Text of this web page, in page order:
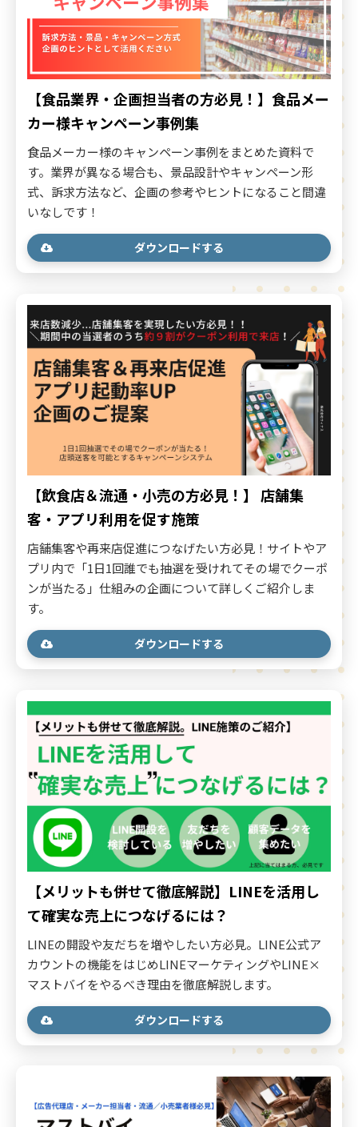
【食品業界・企画担当者の方必見！】食品メー
カー様キャンペーン事例集
食品メーカー様のキャンペーン事例をまとめた資料で
す。業界が異なる場合も、景品設計やキャンペーン形
式、訴求方法など、企画の参考やヒントになること間違
いなしです！
ダウンロードする
【飲食店＆流通・小売の方必見！】 店舗集
客・アプリ利用を促す施策
店舗集客や再来店促進につなげたい方必見！サイトやア
プリ内で「1日1回誰でも抽選を受けれてその場でクーポ
ンが当たる」仕組みの企画について詳しくご紹介しま
す。
ダウンロードする
【メリットも併せて徹底解説】LINEを活用し
て確実な売上につなげるには？
LINEの開設や友だちを増やしたい方必見。LINE公式ア
カウントの機能をはじめLINEマーケティングやLINE×
マストバイをやるべき理由を徹底解説します。
ダウンロードする